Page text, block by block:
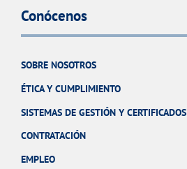
Conócenos
SOBRE NOSOTROS
ÉTICA Y CUMPLIMIENTO
SISTEMAS DE GESTIÓN Y CERTIFICADOS
CONTRATACIÓN
EMPLEO